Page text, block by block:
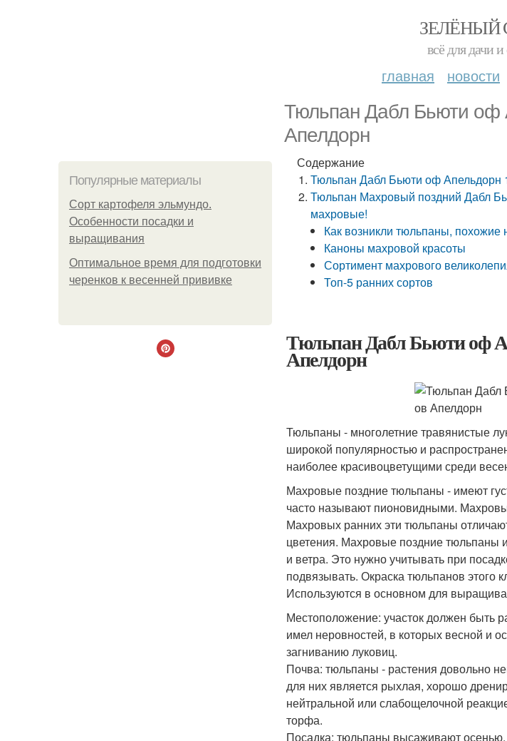
ЗЕЛЁНЫЙ
всё для дачи и
главная новости
Тюльпан Дабл Бьюти оф
Апелдорн
Популярные материалы
Сорт картофеля эльмундо.
Особенности посадки и
выращивания
Оптимальное время для подготовки
черенков к весенней прививке
Содержание
Тюльпан Дабл Бьюти оф Апельдорн
Тюльпан Махровый поздний Дабл
махровые!
Как возникли тюльпаны, похожие
Каноны махровой красоты
Сортимент махрового
Топ-5 ранних сортов
Тюльпан Дабл Бьюти оф
Апелдорн
Тюльпаны - многолетние травянистые
широкой популярностью и
наиболее красивоцветущими среди
Махровые поздние тюльпаны - имеют
часто называют пионовидными.
Махровых ранних эти тюльпаны
цветения. Махровые поздние тюльпаны
и ветра. Это нужно учитывать при
подвязывать. Окраска тюльпанов этого
Используются в основном для
Местоположение: участок должен быть
имел неровностей, в которых весной и
загниванию луковиц.
Почва: тюльпаны - растения довольно
для них является рыхлая, хорошо
нейтральной или слабощелочной
торфа.
Посадка: тюльпаны высаживают осенью,